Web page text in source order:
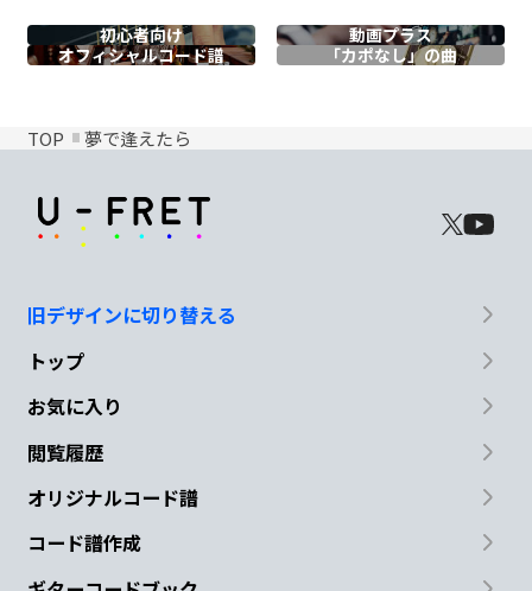
初心者向け
動画プラス
オフィシャルコード譜 「カポなし」の曲
TOP 夢で逢えたら
旧デザインに切り替える
トップ
お気に入り
閲覧履歴
オリジナルコード譜
コード譜作成